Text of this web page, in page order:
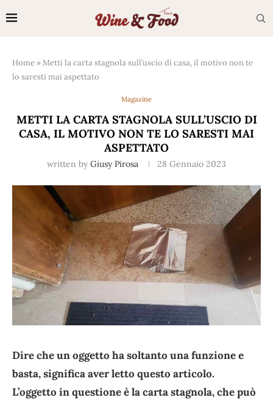
Home »Metti la carta stagnola sull’uscio di casa, il motivo non te
lo saresti mai aspettato
Magazine
METTI LA CARTA STAGNOLA SULL’USCIO DI
CASA, IL MOTIVO NON TE LO SARESTI MAI
ASPETTATO
written by Giusy Pirosa 28 Gennaio 2023
Dire che un oggetto ha soltanto una funzione e
basta, significa aver letto questo articolo.
L’oggetto in questione è la carta stagnola, che può